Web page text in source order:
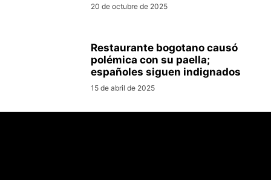
20 de octubre de 2025
Restaurante bogotano causó
polémica con su paella;
españoles siguen indignados
15 de abril de 2025